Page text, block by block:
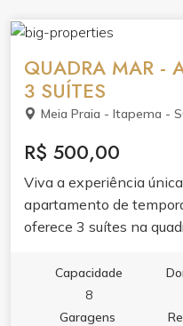
QUADRA MAR -
3 SUÍTES
Meia Praia - Itapema -
R$ 500,00
Viva a experiência
apartamento de
oferece 3 suítes na
comércios locais.
Capacidade
8
Garagens